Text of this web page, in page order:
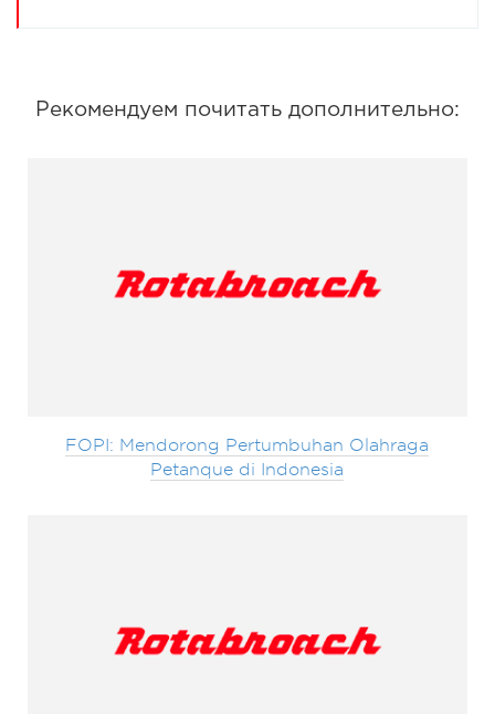
Рекомендуем почитать дополнительно:
FOPI: Mendorong Pertumbuhan Olahraga
Petanque di Indonesia